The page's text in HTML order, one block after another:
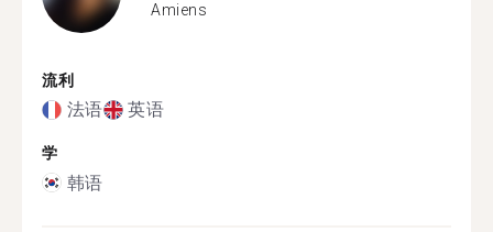
Amiens
流利
法语 英语
学
韩语